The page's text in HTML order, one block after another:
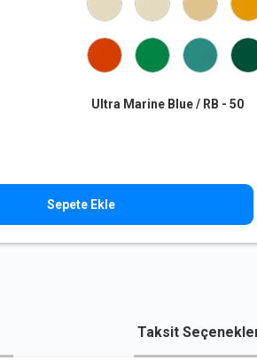
Ultra Marine Blue / RB - 50
Sepete Ekle
Taksit